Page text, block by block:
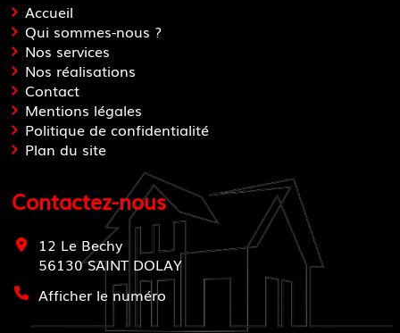
Accueil
Qui sommes-nous ?
Nos services
Nos réalisations
Contact
Mentions légales
Politique de confidentialité
Plan du site
Contactez-nous
12 Le Bechy
56130 SAINT DOLAY
Afficher le numéro